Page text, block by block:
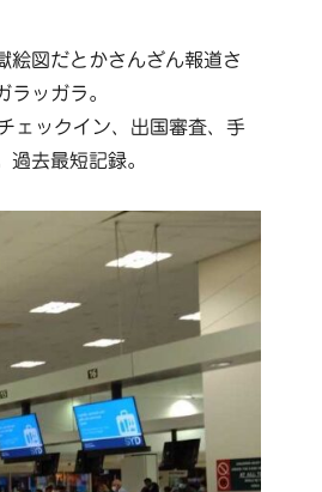
絵図だとかさんざん報道さ
ッガラ。
ェックイン、出国審査、手
去最短記録。